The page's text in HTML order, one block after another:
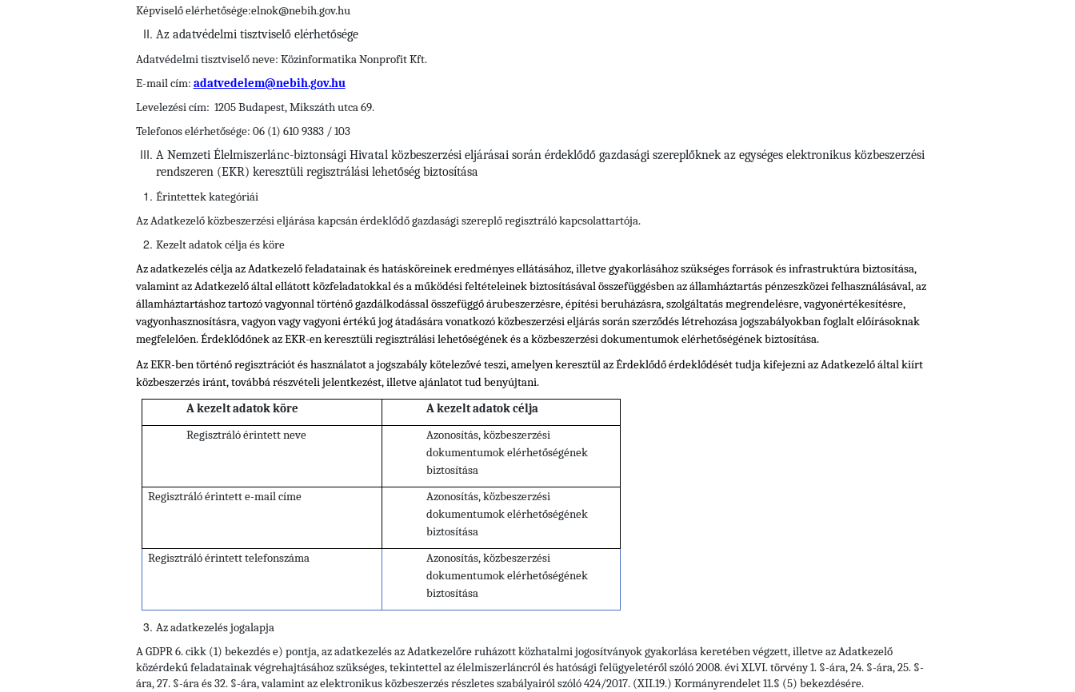
Képviselő elérhetősége:elnok@nebih.gov.hu
Az adatvédelmi tisztviselő elérhetősége
Adatvédelmi tisztviselő neve: Közinformatika Nonprofit Kft.
E-mail cím: adatvedelem@nebih.gov.hu
Levelezési cím: 1205 Budapest, Mikszáth utca 69.
Telefonos elérhetősége: 06 (1) 610 9383 / 103
A Nemzeti Élelmiszerlánc-biztonsági Hivatal közbeszerzési eljárásai során érdeklődő gazdasági szereplőknek az egységes elektronikus közbeszerzési
rendszeren (EKR) keresztüli regisztrálási lehetőség biztosítása
Érintettek kategóriái
Az Adatkezelő közbeszerzési eljárása kapcsán érdeklődő gazdasági szereplő regisztráló kapcsolattartója.
Kezelt adatok célja és köre
Az adatkezelés célja az Adatkezelő feladatainak és hatásköreinek eredményes ellátásához, illetve gyakorlásához szükséges források és infrastruktúra biztosítása,
valamint az Adatkezelő által ellátott közfeladatokkal és a működési feltételeinek biztosításával összefüggésben az államháztartás pénzeszközei felhasználásával, az
államháztartáshoz tartozó vagyonnal történő gazdálkodással összefüggő árubeszerzésre, építési beruházásra, szolgáltatás megrendelésre, vagyonértékesítésre,
vagyonhasznosításra, vagyon vagy vagyoni értékű jog átadására vonatkozó közbeszerzési eljárás során szerződés létrehozása jogszabályokban foglalt előírásoknak
megfelelően. Érdeklődőnek az EKR-en keresztüli regisztrálási lehetőségének és a közbeszerzési dokumentumok elérhetőségének biztosítása.
Az EKR-ben történő regisztrációt és használatot a jogszabály kötelezővé teszi, amelyen keresztül az Érdeklődő érdeklődését tudja kifejezni az Adatkezelő által kiírt
közbeszerzés iránt, továbbá részvételi jelentkezést, illetve ajánlatot tud benyújtani.
A kezelt adatok köre
A kezelt adatok célja
Regisztráló érintett neve
Azonosítás, közbeszerzési
dokumentumok elérhetőségének
biztosítása
Regisztráló érintett e-mail címe
Azonosítás, közbeszerzési
dokumentumok elérhetőségének
biztosítása
Regisztráló érintett telefonszáma
Azonosítás, közbeszerzési
dokumentumok elérhetőségének
biztosítása
Az adatkezelés jogalapja
A GDPR 6. cikk (1) bekezdés e) pontja, az adatkezelés az Adatkezelőre ruházott közhatalmi jogosítványok gyakorlása keretében végzett, illetve az Adatkezelő
közérdekű feladatainak végrehajtásához szükséges, tekintettel az élelmiszerláncról és hatósági felügyeletéről szóló 2008. évi XLVI. törvény 1. §-ára, 24. §-ára, 25. §-
ára, 27. §-ára és 32. §-ára, valamint az elektronikus közbeszerzés részletes szabályairól szóló 424/2017. (XII.19.) Kormányrendelet 11.§ (5) bekezdésére.